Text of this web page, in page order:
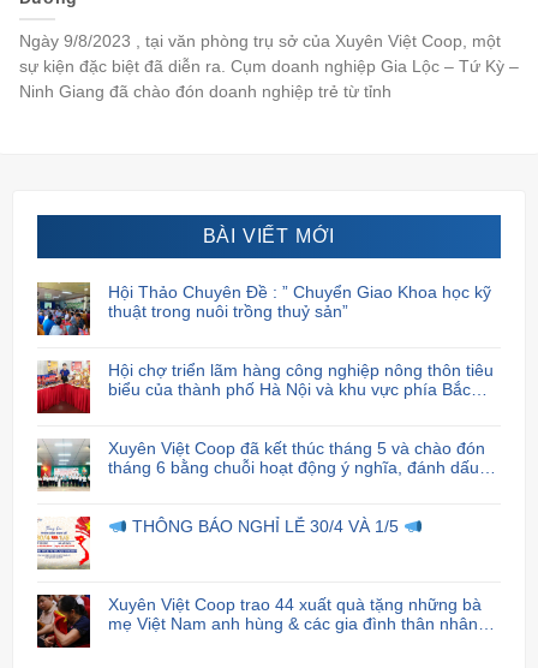
Ngày 9/8/2023 , tại văn phòng trụ sở của Xuyên Việt Coop, một
sự kiện đặc biệt đã diễn ra. Cụm doanh nghiệp Gia Lộc – Tứ Kỳ –
Ninh Giang đã chào đón doanh nghiệp trẻ từ tỉnh
BÀI VIẾT MỚI
Hội Thảo Chuyên Đề : ” Chuyển Giao Khoa học kỹ
thuật trong nuôi trồng thuỷ sản”
Hội chợ triển lãm hàng công nghiệp nông thôn tiêu
biểu của thành phố Hà Nội và khu vực phía Bắc
Xuyên Việt Coop đã kết thúc tháng 5 và chào đón
tháng 6 bằng chuỗi hoạt động ý nghĩa, đánh dấu
THÔNG BÁO NGHỈ LỄ 30/4 VÀ 1/5
Xuyên Việt Coop trao 44 xuất quà tặng những bà
mẹ Việt Nam anh hùng & các gia đình thân nhân